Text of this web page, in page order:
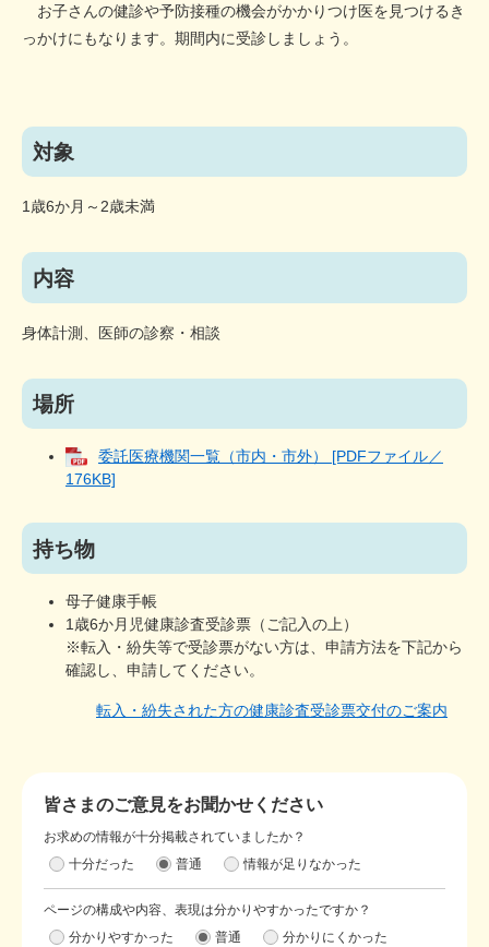
お子さんの健診や予防接種の機会がかかりつけ医を見つけるき
っかけにもなります。期間内に受診しましょう。
対象
1歳6か月～2歳未満
内容
身体計測、医師の診察・相談
場所
委託医療機関一覧（市内・市外） [PDFファイル／
176KB]
持ち物
母子健康手帳
1歳6か月児健康診査受診票（ご記入の上）
※転入・紛失等で受診票がない方は、申請方法を下記から
確認し、申請してください。
転入・紛失された方の健康診査受診票交付のご案内
皆さまのご意見をお聞かせください
お求めの情報が十分掲載されていましたか？
十分だった
普通 情報が足りなかった
ページの構成や内容、表現は分かりやすかったですか？
分かりやすかった
普通 分かりにくかった